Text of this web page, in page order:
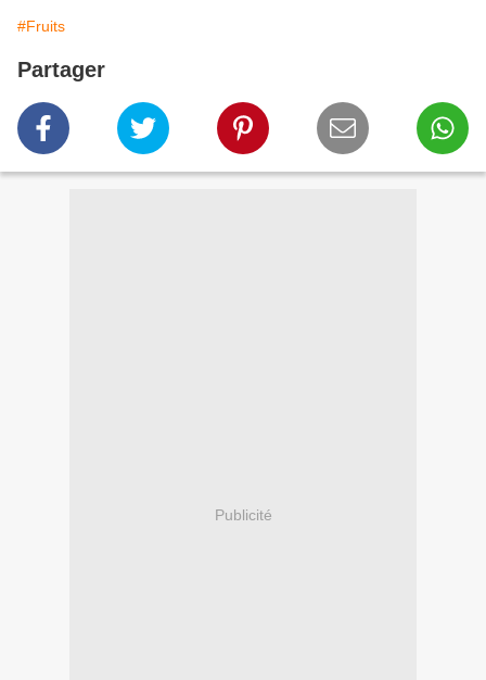
#Fruits
Partager
Publicité